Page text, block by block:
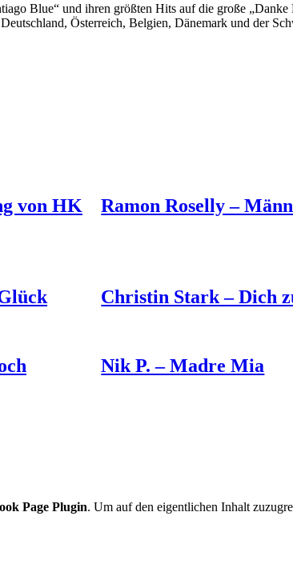
Blue“ und ihren größten Hits auf die große
Österreich, Belgien, Dänemark und der
von HK
Ramon Roselly –
Christin Stark – Dich
Nik P. – Madre Mia
Page Plugin. Um auf den eigentlichen Inhalt